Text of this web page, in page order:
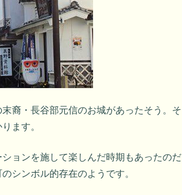
裔・長谷部元信のお城があったそう。そ
ます。
ョンを施して楽しんだ時期もあったのだ
シンボル的存在のようです。